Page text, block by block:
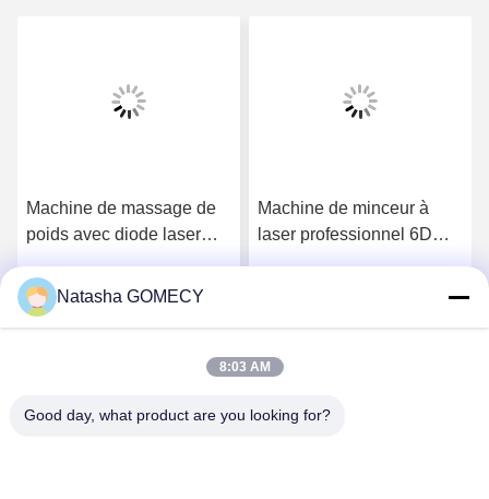
Machine de massage de
poids avec diode laser
Machine de minceur à
laser professionnel 6D
Natasha GOMECY
8:03 AM
Good day, what product are you looking for?